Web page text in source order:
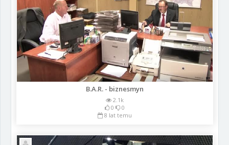
B.A.R. - biznesmyn
2.1k
0
0
8 lat temu